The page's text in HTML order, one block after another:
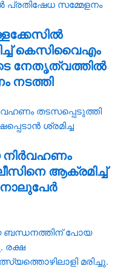
കെസിവൈഎം
നേതൃത്വത്തിൽ
നടത്തി
ആക്രമിച്ച്
നാലുപേർ